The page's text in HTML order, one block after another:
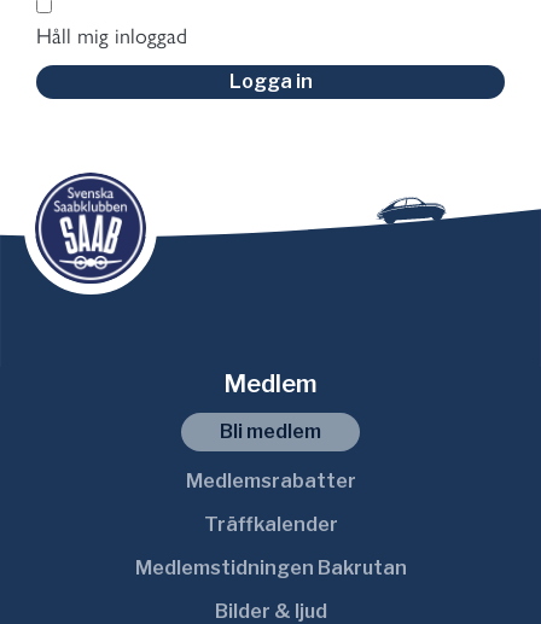
Håll mig inloggad
Logga in
Medlem
Bli medlem
Medlemsrabatter
Träffkalender
Medlemstidningen Bakrutan
Bilder & ljud